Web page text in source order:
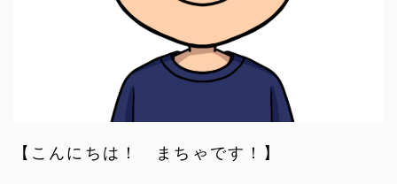
【こんにちは！ まちゃです！】